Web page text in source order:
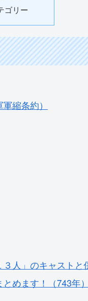
ゴリー
縮条約）
人」のキャストと
めます！（743年）